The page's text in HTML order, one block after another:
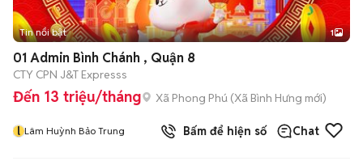
Tin nổi bật 1
01 Admin Bình Chánh , Quận 8
CTY CPN J&T Expresss
Đến 13 triệu/tháng Xã Phong Phú (Xã Bình Hưng mới)
l Lâm Huỳnh Bảo Trung Bấm để hiện số Chat